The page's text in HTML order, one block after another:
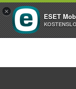
×
ESET